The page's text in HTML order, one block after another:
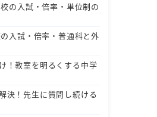
の入試・倍率・単位制の
入試・倍率・普通科と外
！教室を明るくする中学
決！先生に質問し続ける